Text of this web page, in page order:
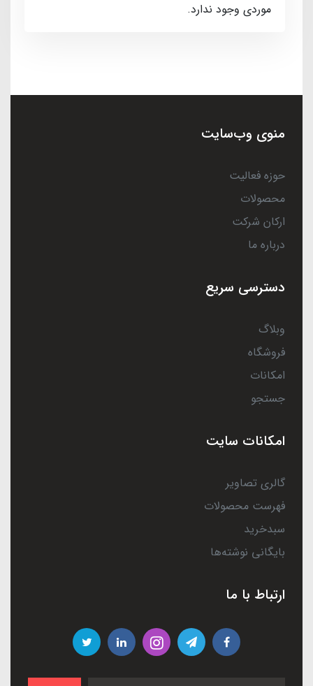
موردی وجود ندارد.
منوی وب‌سایت
حوزه فعالیت
محصولات
ارکان شرکت
درباره ما
دسترسی سریع
وبلاگ
فروشگاه
امکانات
جستجو
امکانات سایت
گالری تصاویر
فهرست محصولات
سبدخرید
بایگانی نوشته‌ها
ارتباط با ما